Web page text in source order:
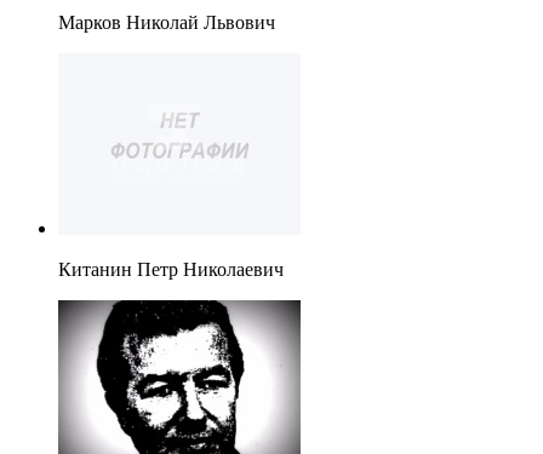
Марков Николай Львович
Китанин Петр Николаевич